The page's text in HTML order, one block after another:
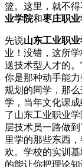
篮。这里，就不得
业学院和枣庄职
先说山东工业职
业！没错，这所
送技术型人才的
你是那种动手能
规划的同学，那
学，当年文化课
了山东工业职业
层技术员一路做
里学的那些东西
欢。学校的实训
的能让你把理论